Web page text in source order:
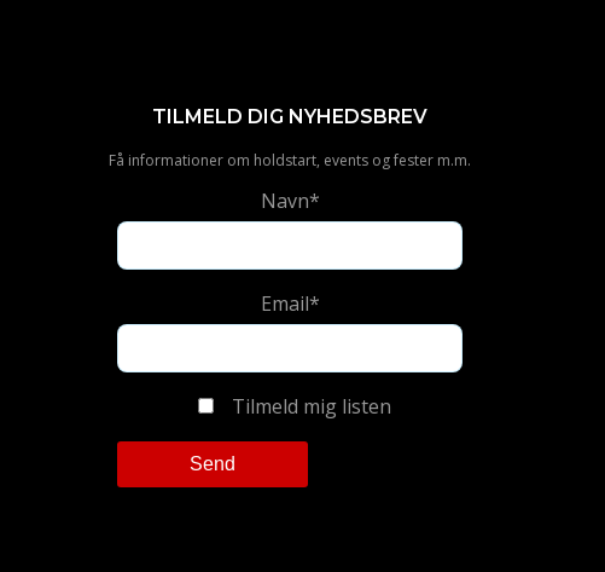
TILMELD DIG NYHEDSBREV
Få informationer om holdstart, events og fester m.m.
Navn*
Email*
Tilmeld mig listen